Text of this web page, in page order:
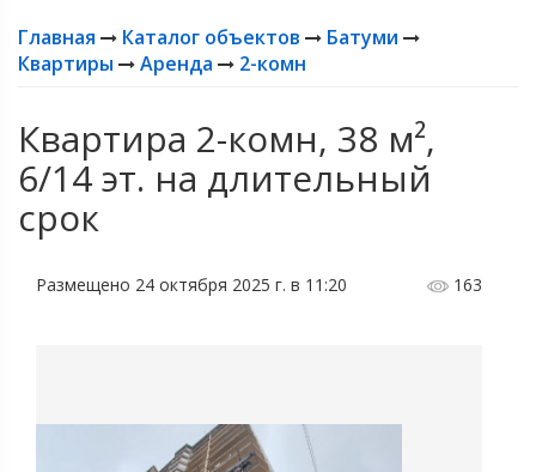
Главная Каталог объектов
Батуми
Квартиры
Аренда 2-комн
Квартира 2-комн, 38 м²,
6/14 эт. на длительный
срок
Размещено 24 октября 2025 г. в 11:20 163